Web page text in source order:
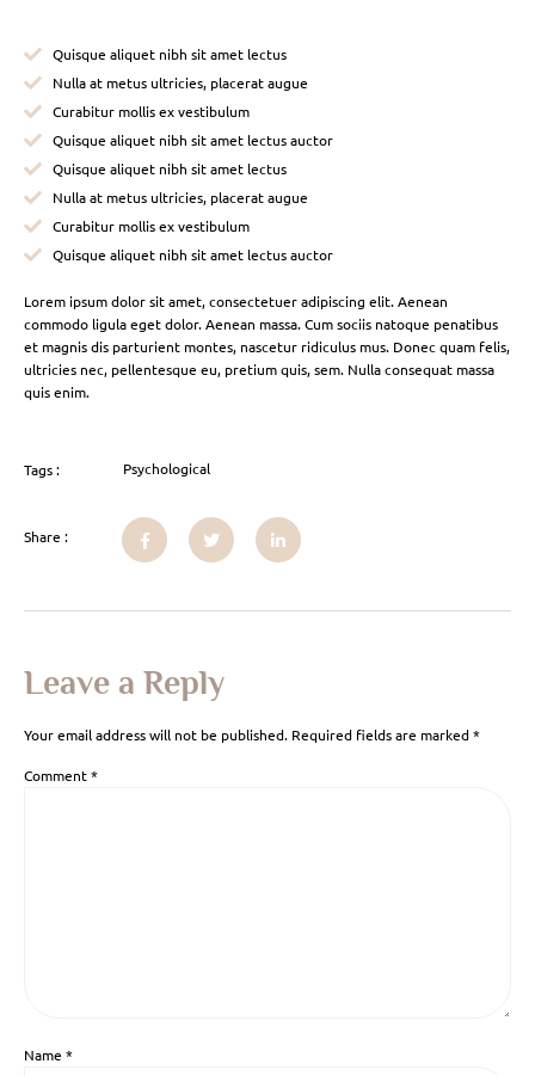
Quisque aliquet nibh sit amet lectus
Nulla at metus ultricies, placerat augue
Curabitur mollis ex vestibulum
Quisque aliquet nibh sit amet lectus auctor
Quisque aliquet nibh sit amet lectus
Nulla at metus ultricies, placerat augue
Curabitur mollis ex vestibulum
Quisque aliquet nibh sit amet lectus auctor
Lorem ipsum dolor sit amet, consectetuer adipiscing elit. Aenean
commodo ligula eget dolor. Aenean massa. Cum sociis natoque penatibus
et magnis dis parturient montes, nascetur ridiculus mus. Donec quam felis,
ultricies nec, pellentesque eu, pretium quis, sem. Nulla consequat massa
quis enim.
Tags : Psychological
Share :
Leave a Reply
Your email address will not be published. Required fields are marked*
Comment*
Name *